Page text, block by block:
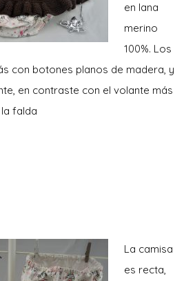
en lana
merino
100%. Los
con botones planos de madera, y
en contraste con el volante más
falda
La camisa
es recta,